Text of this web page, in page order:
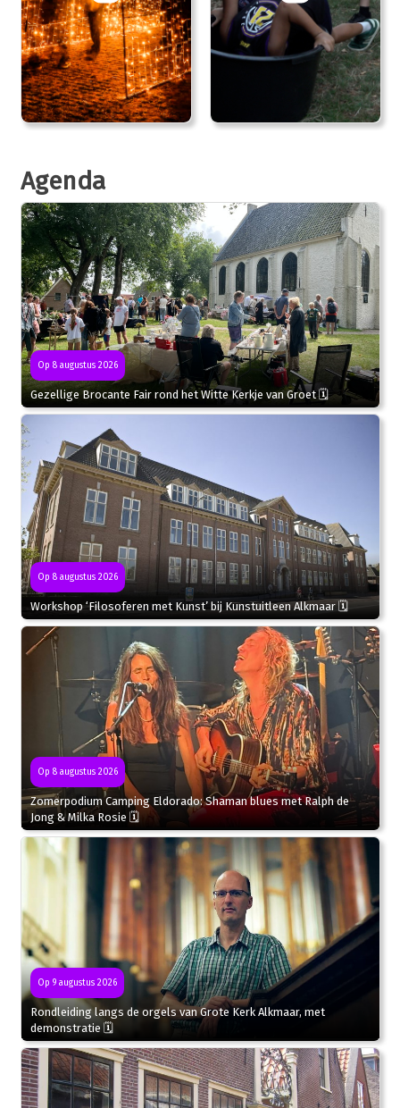
Agenda
Op 8 augustus 2026
Gezellige Brocante Fair rond het Witte Kerkje van Groet 🗓
Op 8 augustus 2026
Workshop ‘Filosoferen met Kunst’ bij Kunstuitleen Alkmaar 🗓
Op 8 augustus 2026
Zomerpodium Camping Eldorado: Shaman blues met Ralph de
Jong & Milka Rosie 🗓
Op 9 augustus 2026
Rondleiding langs de orgels van Grote Kerk Alkmaar, met
demonstratie 🗓